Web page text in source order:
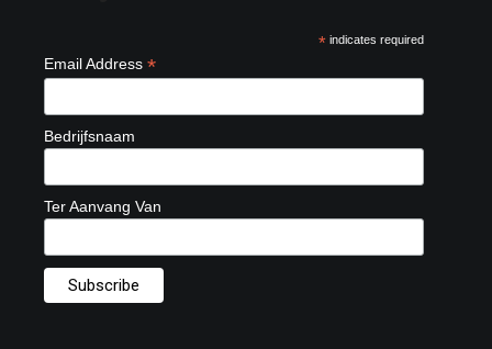
*indicates required
Email Address *
Bedrijfsnaam
Ter Aanvang Van